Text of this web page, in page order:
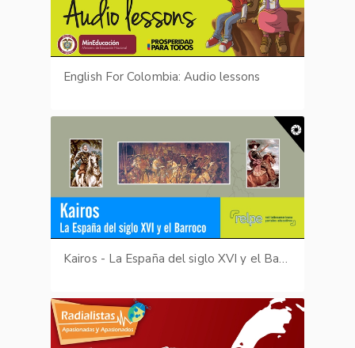
English For Colombia: Audio lessons
Kairos - La España del siglo XVI y el Barroco